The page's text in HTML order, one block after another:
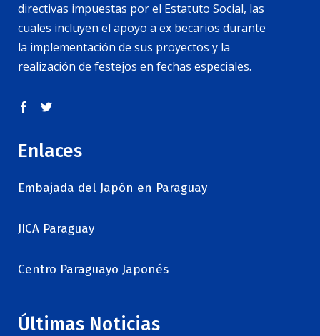
directivas impuestas por el Estatuto Social, las
cuales incluyen el apoyo a ex becarios durante
la implementación de sus proyectos y la
realización de festejos en fechas especiales.
Enlaces
Embajada del Japón en Paraguay
JICA Paraguay
Centro Paraguayo Japonés
Últimas Noticias